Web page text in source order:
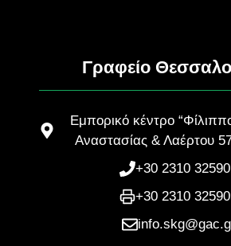
Γραφείο
Εμπορικό κέντρο
Αναστασίας & Λαέρτου
+30 2310
+30 2310